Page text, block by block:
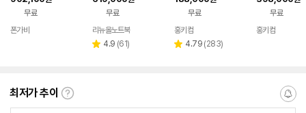
AM 32GB 15인치 S
등급 중고노트북 000
031
무료
폰가비
무료
리뉴올노트북
별 4.9 리
(61)
G SSD128G+500G
무료
페이
홍키컴
별 4.79 리
(283)
토샵 i7 10세대
무료
홍키컴
최저가 추이
최
알